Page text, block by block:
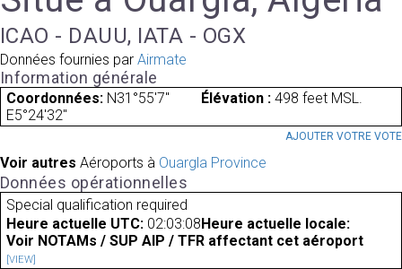
ICAO - DAUU, IATA - OGX
Données fournies par Airmate
Information générale
Coordonnées: N31°55'7"
E5°24'32"
Élévation : 498 feet MSL.
AJOUTER VOTRE VOTE
Voir autres Aéroports à Ouargla Province
Données opérationnelles
Special qualification required
Heure actuelle UTC: 02:03:08 Heure actuelle locale:
Voir NOTAMs / SUP AIP / TFR affectant cet aéroport
[VIEW]